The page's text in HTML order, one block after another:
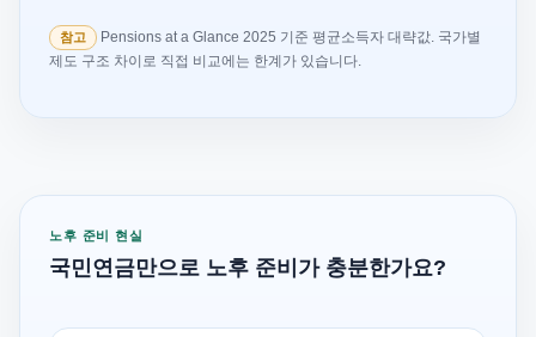
참고
Pensions at a Glance 2025 기준 평균소득자 대략값. 국가별
제도 구조 차이로 직접 비교에는 한계가 있습니다.
노후 준비 현실
국민연금만으로 노후 준비가 충분한가요?